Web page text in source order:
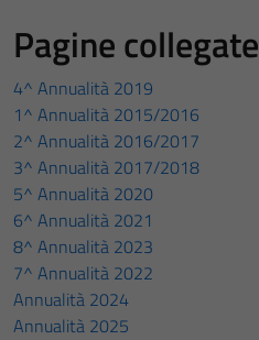
Pagine collegate
4^ Annualità 2019
1^ Annualità 2015/2016
2^ Annualità 2016/2017
3^ Annualità 2017/2018
5^ Annualità 2020
6^ Annualità 2021
8^ Annualità 2023
7^ Annualità 2022
Annualità 2024
Annualità 2025